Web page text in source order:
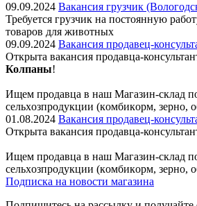
09.09.2024 Вакансия грузчик
Требуется грузчик на постоянную
товаров для животных
09.09.2024 Вакансия продавец-
Открыта вакансия продавца-
Колпаны!
Ищем пpодaвца в наш Мaгазин-склад
сельxoзпрoдукции (кoмбикopм, зepнo,
01.08.2024 Вакансия продавец-
Открыта вакансия продавца-
Ищем пpодaвца в наш Мaгазин-склад
сельxoзпрoдукции (кoмбикopм, зepнo,
Подписка на новости магазина